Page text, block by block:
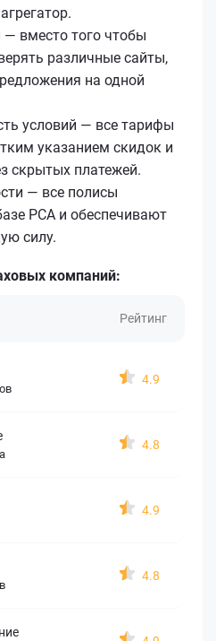
вместо того чтобы
различные сайты,
на одной
условий — все тарифы
указанием скидок и
скрытых платежей.
— все полисы
РСА и обеспечивают
силу.
компаний:
Рейтинг
4.9
4.8
4.9
4.8